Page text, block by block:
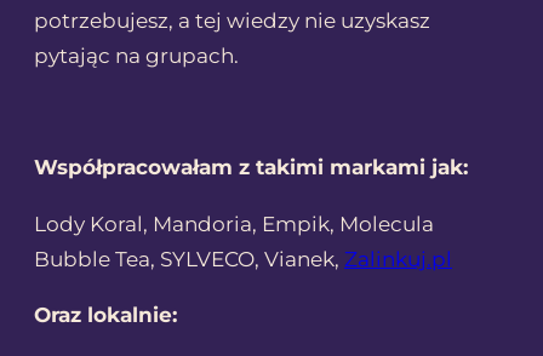
potrzebujesz, a tej wiedzy nie uzyskasz
pytając na grupach.
Współpracowałam z takimi markami jak:
Lody Koral, Mandoria, Empik, Molecula
Bubble Tea, SYLVECO, Vianek, Zalinkuj.pl
Oraz lokalnie: